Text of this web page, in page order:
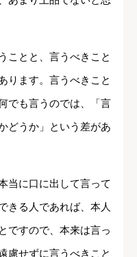
ことと、言うべきこと
ります。言うべきこと
でも言うのでは、「言
どうか」という差があ
当に口に出して言って
きる人であれば、本人
ですので、本来は言っ
慮せずに言うべきこと